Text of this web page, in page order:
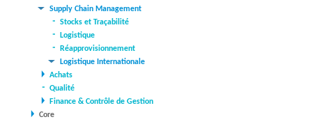
Supply Chain Management
Stocks et Traçabilité
Logistique
Réapprovisionnement
Logistique Internationale
Achats
Qualité
Finance & Contrôle de Gestion
Core